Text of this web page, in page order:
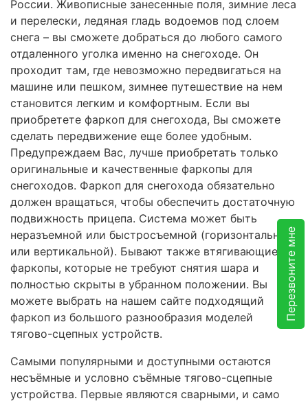
Перезвоните мне
России. Живописные занесенные поля, зимние леса
и перелески, ледяная гладь водоемов под слоем
снега – вы сможете добраться до любого самого
отдаленного уголка именно на снегоходе. Он
проходит там, где невозможно передвигаться на
машине или пешком, зимнее путешествие на нем
становится легким и комфортным. Если вы
приобретете фаркоп для снегохода, Вы сможете
сделать передвижение еще более удобным.
Предупреждаем Вас, лучше приобретать только
оригинальные и качественные фаркопы для
снегоходов. Фаркоп для снегохода обязательно
должен вращаться, чтобы обеспечить достаточную
подвижность прицепа. Система может быть
неразъемной или быстросъемной (горизонтальной
или вертикальной). Бывают также втягивающиеся
фаркопы, которые не требуют снятия шара и
полностью скрыты в убранном положении. Вы
можете выбрать на нашем сайте подходящий
фаркоп из большого разнообразия моделей
тягово-сцепных устройств.
Самыми популярными и доступными остаются
несъёмные и условно съёмные тягово-сцепные
устройства. Первые являются сварными, и само